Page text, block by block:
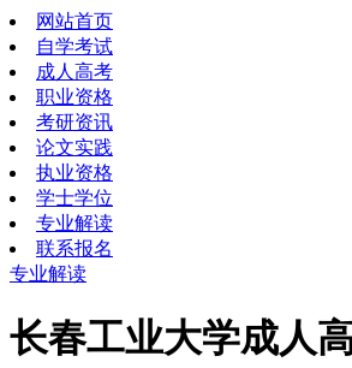
网站首页
自学考试
成人高考
职业资格
考研资讯
论文实践
执业资格
学士学位
专业解读
联系报名
专业解读
长春工业大学成人